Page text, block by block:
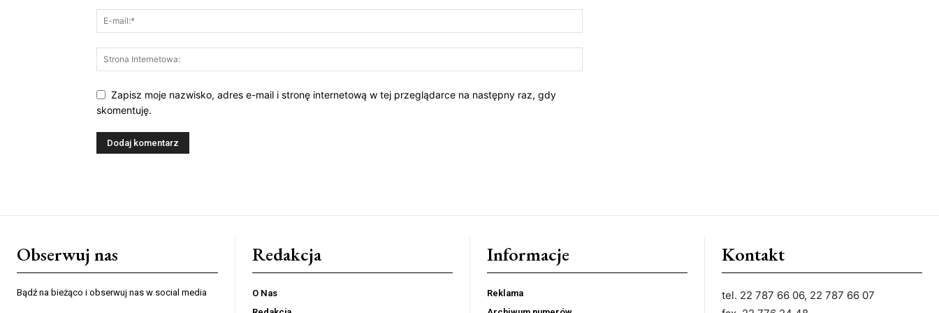
Zapisz moje nazwisko, adres e-mail i stronę internetową w tej przeglądarce na następny raz, gdy
skomentuję.
Obserwuj nas
Bądź na bieżąco i obserwuj nas w social media
Redakcja
O Nas
Informacje
Reklama
Kontakt
tel. 22 787 66 06, 22 787 66 07